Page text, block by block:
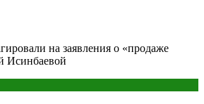
на заявления о «продаже
Исинбаевой